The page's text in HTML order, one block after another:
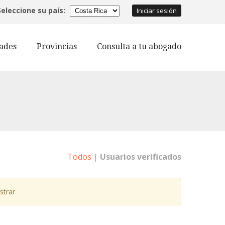
Iniciar sesión
su país:
Provincias Consulta a tu abogado
Todos | Usuarios verificados